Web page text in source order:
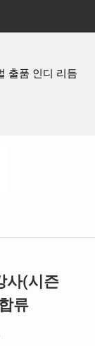
이팝 애니메이션 ‘
사(시즌
류